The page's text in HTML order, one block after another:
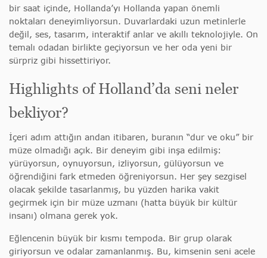
bir saat içinde, Hollanda’yı Hollanda yapan önemli
noktaları deneyimliyorsun. Duvarlardaki uzun metinlerle
değil, ses, tasarım, interaktif anlar ve akıllı teknolojiyle. On
temalı odadan birlikte geçiyorsun ve her oda yeni bir
sürpriz gibi hissettiriyor.
Highlights of Holland’da seni neler
bekliyor?
İçeri adım attığın andan itibaren, buranın “dur ve oku” bir
müze olmadığı açık. Bir deneyim gibi inşa edilmiş:
yürüyorsun, oynuyorsun, izliyorsun, gülüyorsun ve
öğrendiğini fark etmeden öğreniyorsun. Her şey sezgisel
olacak şekilde tasarlanmış, bu yüzden harika vakit
geçirmek için bir müze uzmanı (hatta büyük bir kültür
insanı) olmana gerek yok.
Eğlencenin büyük bir kısmı tempoda. Bir grup olarak
giriyorsun ve odalar zamanlanmış. Bu, kimsenin seni acele